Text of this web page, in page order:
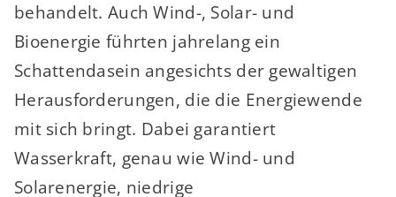
behandelt. Auch Wind-, Solar- und
Bioenergie führten jahrelang ein
Schattendasein angesichts der gewaltigen
Herausforderungen, die die Energiewende
mit sich bringt. Dabei garantiert
Wasserkraft, genau wie Wind- und
Solarenergie, niedrige